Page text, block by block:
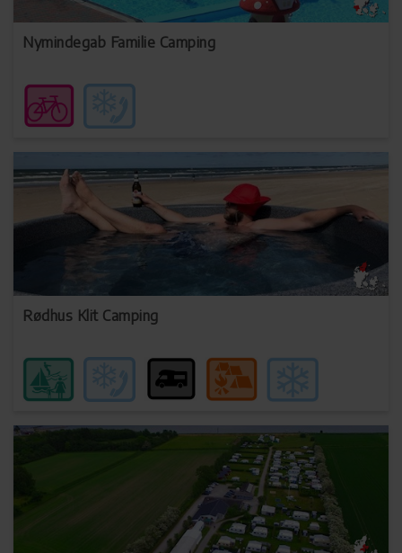
Nymindegab Familie Camping
Rødhus Klit Camping